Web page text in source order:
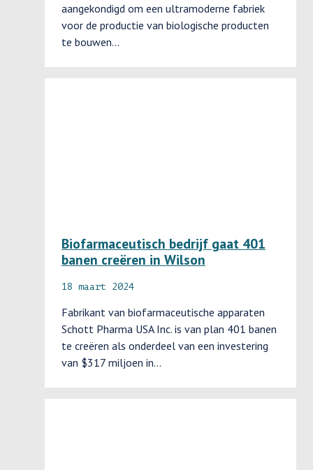
aangekondigd om een ultramoderne fabriek
voor de productie van biologische producten
te bouwen…
Biofarmaceutisch bedrijf gaat 401
banen creëren in Wilson
18 maart 2024
Fabrikant van biofarmaceutische apparaten
Schott Pharma USA Inc. is van plan 401 banen
te creëren als onderdeel van een investering
van $317 miljoen in...